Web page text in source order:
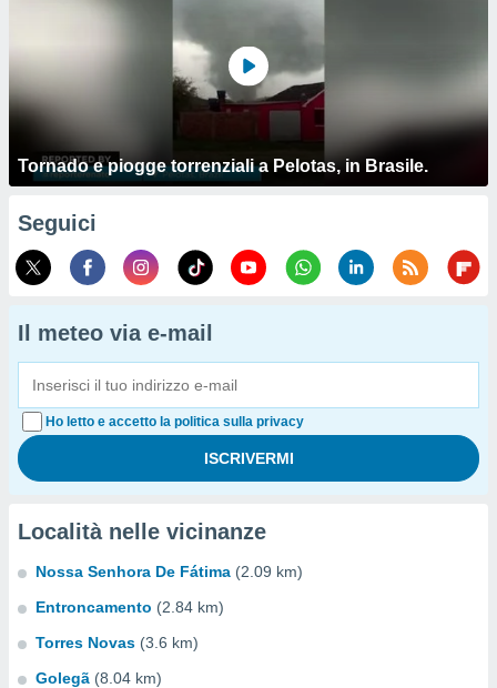
Tornado e piogge torrenziali a Pelotas, in Brasile.
Seguici
Il meteo via e-mail
Ho letto e accetto la politica sulla privacy
Località nelle vicinanze
Nossa Senhora De Fátima (2.09 km)
Entroncamento (2.84 km)
Torres Novas (3.6 km)
Golegã (8.04 km)